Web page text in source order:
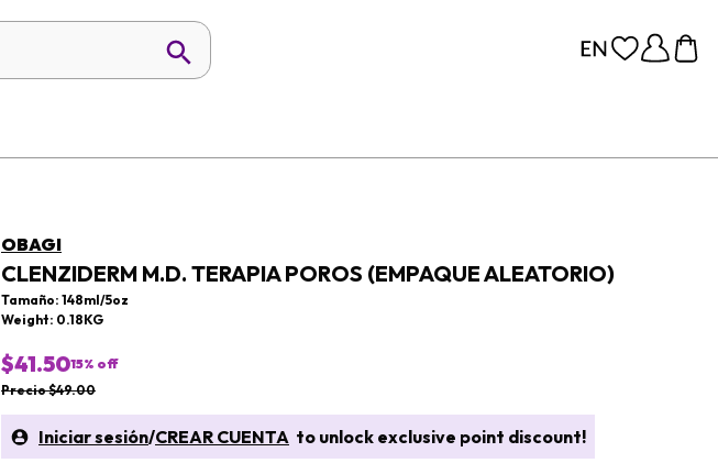
OBAGI
CLENZIDERM M.D. TERAPIA POROS (EMPAQUE ALEATORIO)
Tamaño: 148ml/5oz
Weight: 0.18KG
$41.5015% off
Precio $49.00
Iniciar sesión/CREAR CUENTA to unlock exclusive point discount!